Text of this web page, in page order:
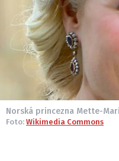
Norská princezna Mette-
Foto: Wikimedia Commons